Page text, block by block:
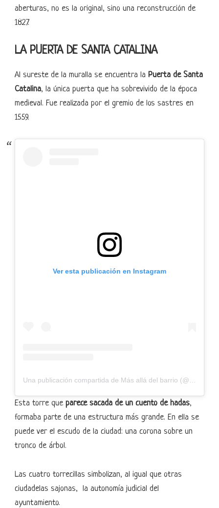
aberturas, no es la original, sino una reconstrucción de
1827.
LA PUERTA DE SANTA CATALINA
Al sureste de la muralla se encuentra la Puerta de Santa
Catalina, la única puerta que ha sobrevivido de la época
medieval. Fue realizada por el gremio de los sastres en
1559.
Ver esta publicación en Instagram
Esta torre que parece sacada de un cuento de hadas,
formaba parte de una estructura más grande. En ella se
puede ver el escudo de la ciudad: una corona sobre un
tronco de árbol.
Las cuatro torrecillas simbolizan, al igual que otras
ciudadelas sajonas, la autonomía judicial del
ayuntamiento.